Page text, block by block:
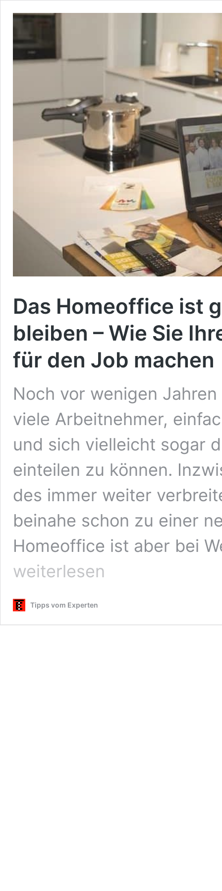
Das Homeoffice ist
bleiben – Wie Sie
für den Job machen
Noch vor wenigen
viele Arbeitnehmer,
und sich vielleicht sogar
einteilen zu können.
des immer weiter
beinahe schon zu einer
Homeoffice ist aber bei
weiterlesen
Tipps vom Experten